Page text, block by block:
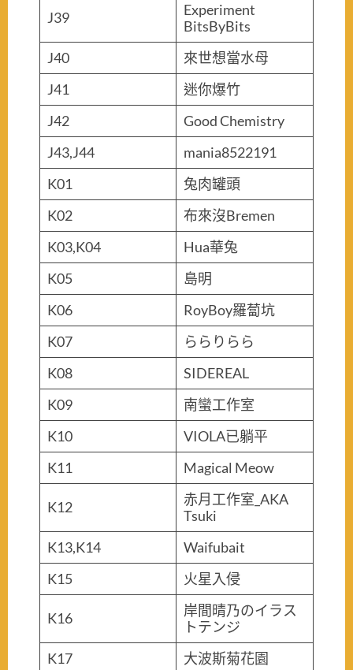
J39
Experiment
BitsByBits
J40
來世想當水母
J41
迷你爆竹
J42
Good Chemistry
J43,J44
mania8522191
K01
兔肉罐頭
K02
布來沒Bremen
K03,K04
Hua華兔
K05
島明
K06
RoyBoy羅蔔坑
K07
ららりらら
K08
SIDEREAL
K09
南蠻工作室
K10
VIOLA已躺平
K11
Magical Meow
K12
赤月工作室_AKA
Tsuki
K13,K14
Waifubait
K15
火星入侵
K16
岸間晴乃のイラス
トテンジ
K17
大波斯菊花園